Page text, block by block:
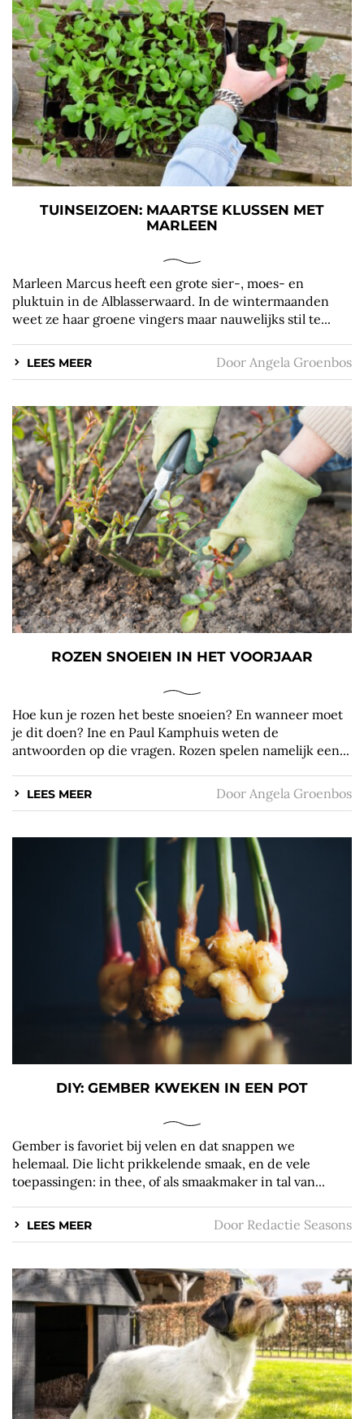
TUINSEIZOEN: MAARTSE KLUSSEN MET
MARLEEN
Marleen Marcus heeft een grote sier-, moes- en
pluktuin in de Alblasserwaard. In de wintermaanden
weet ze haar groene vingers maar nauwelijks stil te...
LEES MEER Door Angela Groenbos
ROZEN SNOEIEN IN HET VOORJAAR
Hoe kun je rozen het beste snoeien? En wanneer moet
je dit doen? Ine en Paul Kamphuis weten de
antwoorden op die vragen. Rozen spelen namelijk een...
LEES MEER Door Angela Groenbos
DIY: GEMBER KWEKEN IN EEN POT
Gember is favoriet bij velen en dat snappen we
helemaal. Die licht prikkelende smaak, en de vele
toepassingen: in thee, of als smaakmaker in tal van...
LEES MEER Door Redactie Seasons